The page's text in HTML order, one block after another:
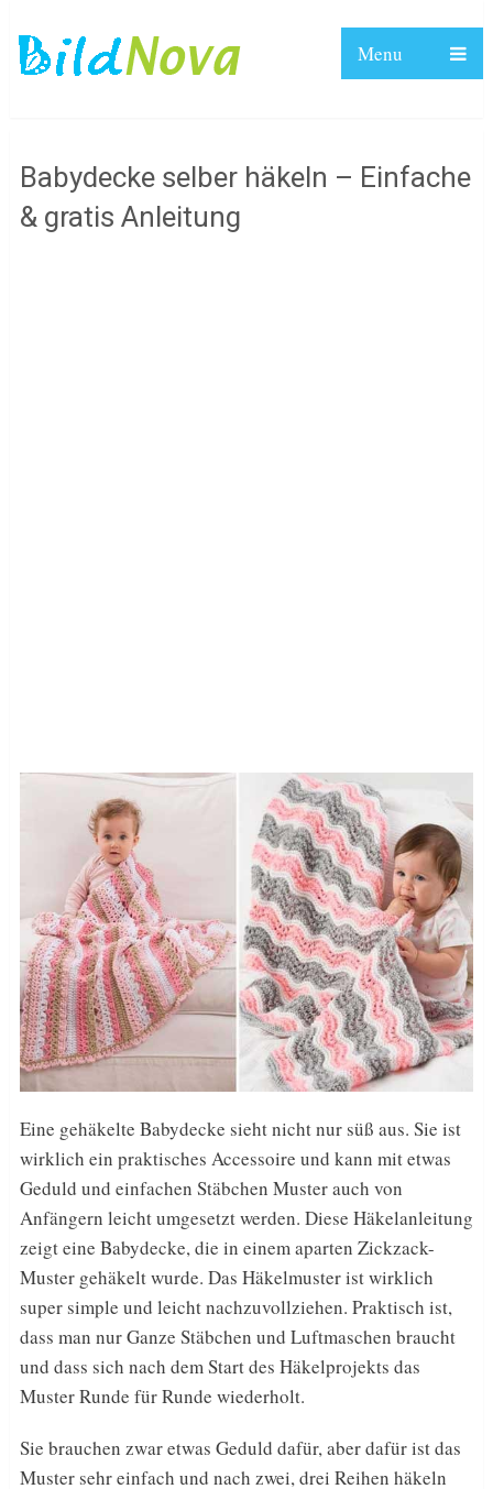
Menu
Babydecke selber häkeln – Einfache
& gratis Anleitung
Eine gehäkelte Babydecke sieht nicht nur süß aus. Sie ist
wirklich ein praktisches Accessoire und kann mit etwas
Geduld und einfachen Stäbchen Muster auch von
Anfängern leicht umgesetzt werden. Diese Häkelanleitung
zeigt eine Babydecke, die in einem aparten Zickzack-
Muster gehäkelt wurde. Das Häkelmuster ist wirklich
super simple und leicht nachzuvollziehen. Praktisch ist,
dass man nur Ganze Stäbchen und Luftmaschen braucht
und dass sich nach dem Start des Häkelprojekts das
Muster Runde für Runde wiederholt.
Sie brauchen zwar etwas Geduld dafür, aber dafür ist das
Muster sehr einfach und nach zwei, drei Reihen häkeln